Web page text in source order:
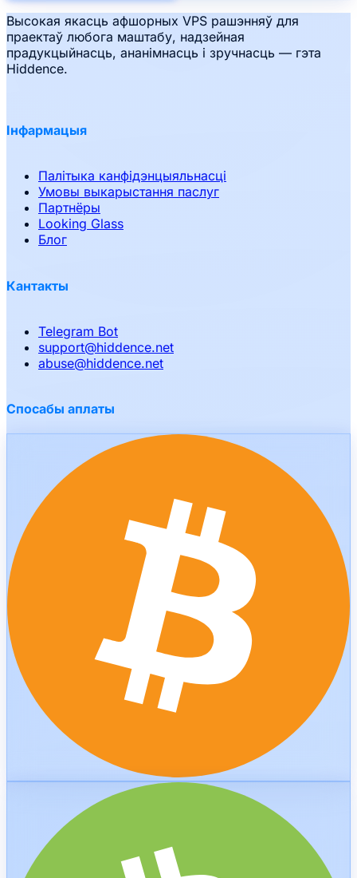
Высокая якасць афшорных VPS рашэнняў для
праектаў любога маштабу, надзейная
прадукцыйнасць, ананімнасць і зручнасць — гэта
Hiddence.
Інфармацыя
Палітыка канфідэнцыяльнасці
Умовы выкарыстання паслуг
Партнёры
Looking Glass
Блог
Кантакты
Telegram Bot
support@hiddence.net
abuse@hiddence.net
Спосабы аплаты